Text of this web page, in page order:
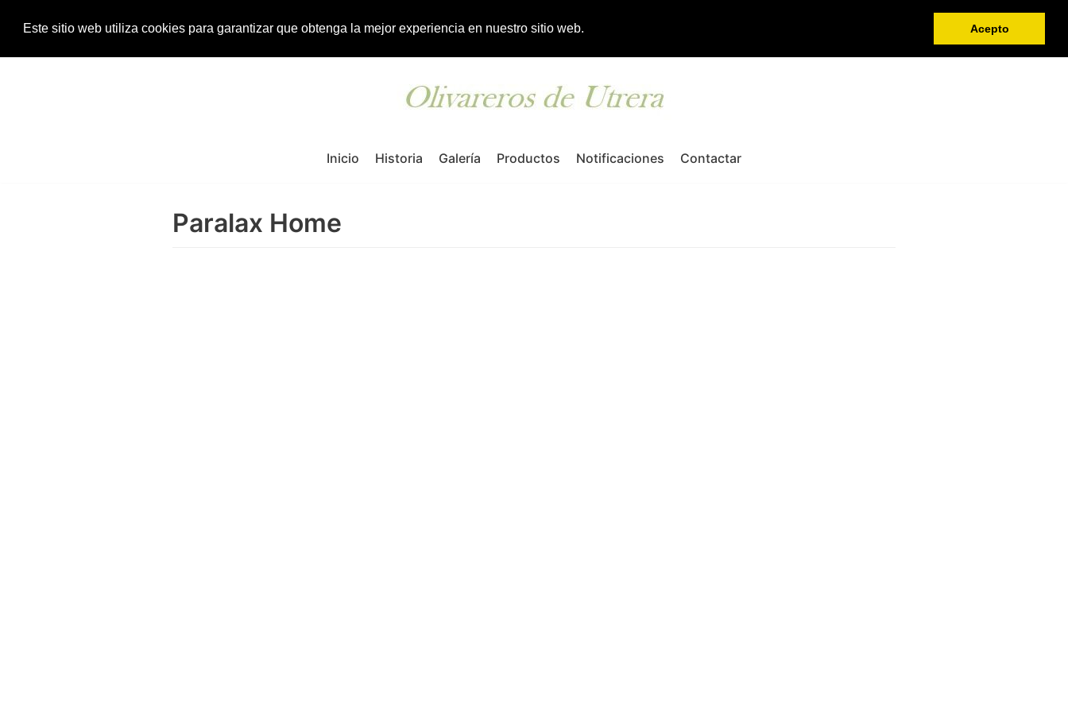
Este sitio web utiliza cookies para garantizar que obtenga la mejor experiencia en nuestro sitio web. Acepto
Inicio Historia Galería Productos Notificaciones Contactar
Paralax Home